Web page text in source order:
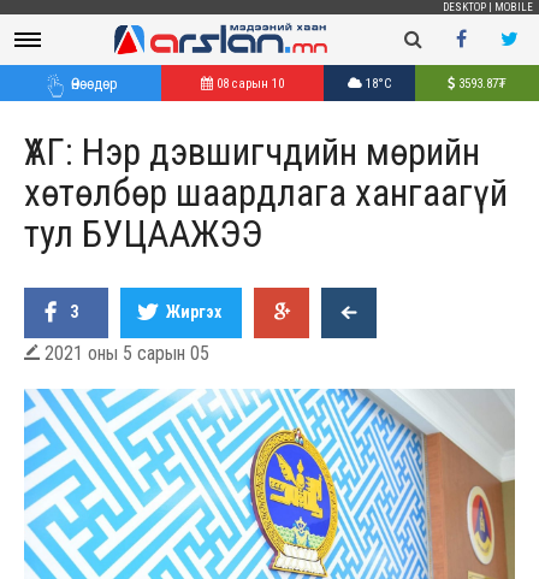
DESKTOP MOBILE
Өнөөдөр 08 сарын 10 18°C 3593.87₮
ҮАГ: Нэр дэвшигчдийн мөрийн
хөтөлбөр шаардлага хангаагүй
тул БУЦААЖЭЭ
3 Жиргэх
 2021 оны 5 сарын 05